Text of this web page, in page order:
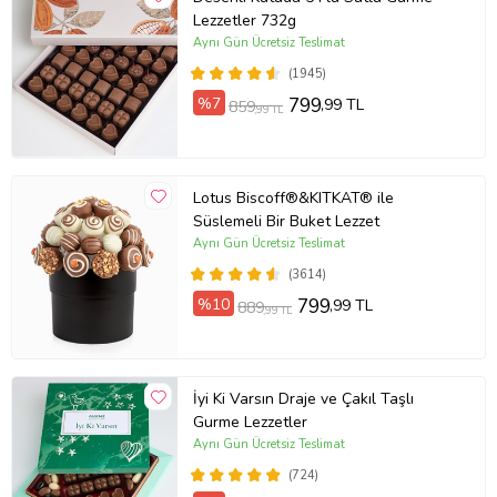
Lezzetler 732g
(1945)
Aynı Gün Ücretsiz Teslimat
%7 859,99 TL 799,99 TL
Lotus Biscoff®&KITKAT® ile
Süslemeli Bir Buket Lezzet
(3614)
Aynı Gün Ücretsiz Teslimat
%10 889,99 TL 799,99 TL
İyi Ki Varsın Draje ve Çakıl Taşlı
Gurme Lezzetler
(724)
Aynı Gün Ücretsiz Teslimat